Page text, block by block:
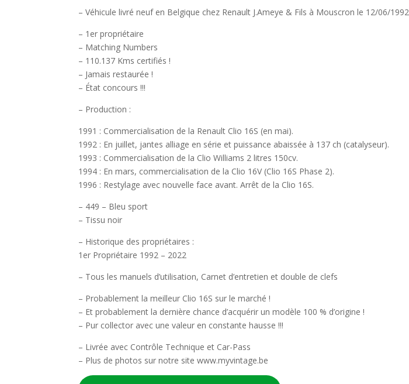
– Véhicule livré neuf en Belgique chez Renault J.Ameye & Fils à Mouscron le 12/06/1992
– 1er propriétaire
– Matching Numbers
– 110.137 Kms certifiés !
– Jamais restaurée !
– État concours !!!
– Production :
1991 : Commercialisation de la Renault Clio 16S (en mai).
1992 : En juillet, jantes alliage en série et puissance abaissée à 137 ch (catalyseur).
1993 : Commercialisation de la Clio Williams 2 litres 150cv.
1994 : En mars, commercialisation de la Clio 16V (Clio 16S Phase 2).
1996 : Restylage avec nouvelle face avant. Arrêt de la Clio 16S.
– 449 – Bleu sport
– Tissu noir
– Historique des propriétaires :
1er Propriétaire 1992 – 2022
– Tous les manuels d’utilisation, Carnet d’entretien et double de clefs
– Probablement la meilleur Clio 16S sur le marché !
– Et probablement la dernière chance d’acquérir un modèle 100 % d’origine !
– Pur collector avec une valeur en constante hausse !!!
– Livrée avec Contrôle Technique et Car-Pass
– Plus de photos sur notre site www.myvintage.be